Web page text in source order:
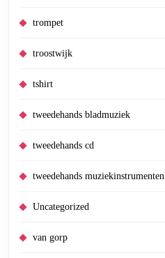
trompet
troostwijk
tshirt
tweedehands bladmuziek
tweedehands cd
tweedehands muziekinstrumenten
Uncategorized
van gorp